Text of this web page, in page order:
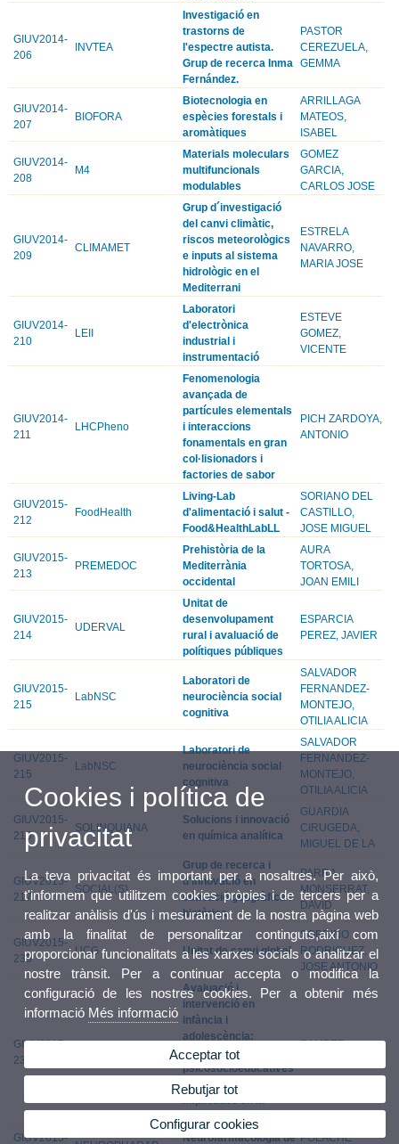
GIUV2014-
206
INVTEA
Investigació en
trastorns de
l'espectre autista.
Grup de recerca Inma
Fernández.
PASTOR
CEREZUELA,
GEMMA
GIUV2014-
207
BIOFORA
Biotecnologia en
espècies forestals i
aromàtiques
ARRILLAGA
MATEOS,
ISABEL
GIUV2014-
208
M4
Materials moleculars
multifuncionals
modulables
GOMEZ
GARCIA,
CARLOS JOSE
GIUV2014-
209
CLIMAMET
Grup d´investigació
del canvi climàtic,
riscos meteorològics
e inputs al sistema
hidrològic en el
Mediterrani
ESTRELA
NAVARRO,
MARIA JOSE
GIUV2014-
210
LEII
Laboratori
d'electrònica
industrial i
instrumentació
ESTEVE
GOMEZ,
VICENTE
GIUV2014-
211
LHCPheno
Fenomenologia
avançada de
partícules elementals
i interaccions
fonamentals en gran
col·lisionadors i
factories de sabor
PICH ZARDOYA,
ANTONIO
GIUV2015-
212
FoodHealth
Living-Lab
d'alimentació i salut -
Food&HealthLabLL
SORIANO DEL
CASTILLO,
JOSE MIGUEL
GIUV2015-
213
PREMEDOC
Prehistòria de la
Mediterrània
occidental
AURA
TORTOSA,
JOAN EMILI
GIUV2015-
214
UDERVAL
Unitat de
desenvolupament
rural i avaluació de
polítiques públiques
ESPARCIA
PEREZ, JAVIER
GIUV2015-
215
LabNSC
Laboratori de
neurociència social
cognitiva
SALVADOR
FERNANDEZ-
MONTEJO,
OTILIA ALICIA
GIUV2015-
215
LabNSC
Laboratori de
neurociència social
cognitiva
SALVADOR
FERNANDEZ-
MONTEJO,
OTILIA ALICIA
GIUV2015-
216
SOLINQUIANA
Solucions i innovació
en química analítica
GUARDIA
CIRUGEDA,
MIGUEL DE LA
GIUV2015-
217
SOCIAL(S)
Grup de recerca i
d'innovació en
educació geogràfica i
històrica
PARRA
MONSERRAT,
DAVID
GIUV2015-
235
UCG Unitat de canvi global
SOBRINO
RODRIGUEZ,
JOSE ANTONIO
GIUV2015-
236
Avaluació i
intervenció en
infància i
adolescència:
Variables
psicosocioeducatives
i emocionals
implicades en la
SAMPER
GIUV2015- Neurofarmacologia de POLACHE
Cookies i política de
privacitat
La teva privacitat és important per a nosaltres. Per això,
t'informem que utilitzem cookies pròpies i de tercers per a
realitzar anàlisis d'ús i mesurament de la nostra pàgina web
amb la finalitat de personalitzar continguts,així com
proporcionar funcionalitats a les xarxes socials o analitzar el
nostre trànsit. Per a continuar accepta o modifica la
configuració de les nostres cookies. Per a obtenir més
informació Més informació
Acceptar tot
Rebutjar tot
Configurar cookies